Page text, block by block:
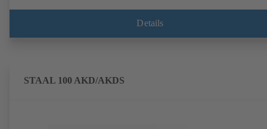
Details
STAAL 100 AKD/AKDS